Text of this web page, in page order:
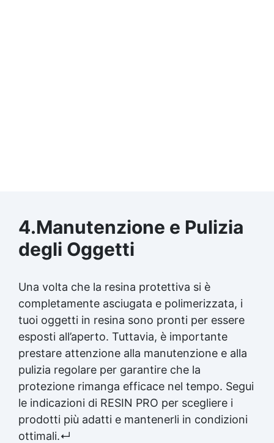
4.Manutenzione e Pulizia
degli Oggetti
Una volta che la resina protettiva si è
completamente asciugata e polimerizzata, i
tuoi oggetti in resina sono pronti per essere
esposti all’aperto. Tuttavia, è importante
prestare attenzione alla manutenzione e alla
pulizia regolare per garantire che la
protezione rimanga efficace nel tempo. Segui
le indicazioni di RESIN PRO per scegliere i
prodotti più adatti e mantenerli in condizioni
ottimali.↵